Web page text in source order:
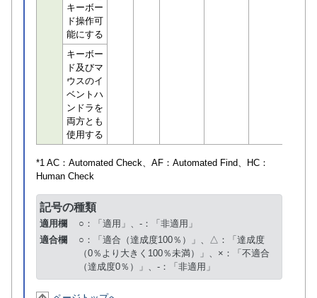
キーボー
ド操作可
能にする
キーボー
ド及びマ
ウスのイ
ベントハ
ンドラを
両方とも
使用する
*1 AC： Automated Check、AF： Automated Find、HC：
Human Check
記号の種類
適用欄
○：「適用」、-：「非適用」
適合欄
○：「適合（達成度100％）」、△：「達成度
（0％より大きく100％未満）」、×：「不適合
（達成度0％）」、-：「非適用」